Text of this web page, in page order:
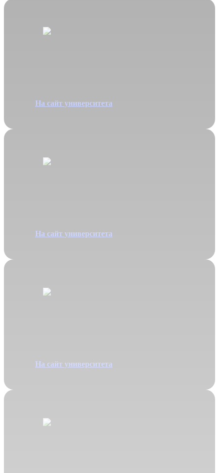
На сайт университета
На сайт университета
На сайт университета